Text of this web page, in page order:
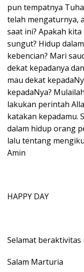
pun tempatnya
telah mengaturnya,
saat ini? Apakah
sungut? Hidup
kebencian? Mari
dekat kepadanya
mau dekat
kepadaNya?
lakukan perintah
katakan kepadamu.
dalam hidup orang
lalu tentang
Amin
HAPPY DAY
Selamat
Salam Marturia